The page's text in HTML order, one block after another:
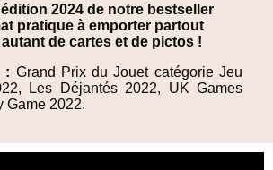
2024 de notre bestseller
pratique à emporter partout
de cartes et de pictos !
: Grand Prix du Jouet catégorie Jeu
Les Déjantés 2022, UK Games
Game 2022.